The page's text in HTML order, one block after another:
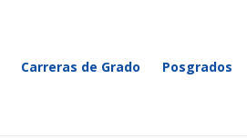
Carreras de Grado Posgrados